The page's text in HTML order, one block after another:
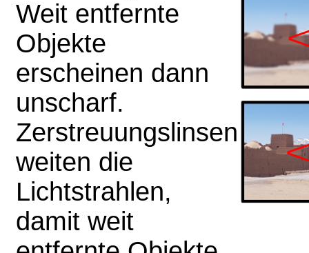
Weit entfernte
Objekte
erscheinen dann
unscharf.
Zerstreuungslinsen
weiten die
Lichtstrahlen,
damit weit